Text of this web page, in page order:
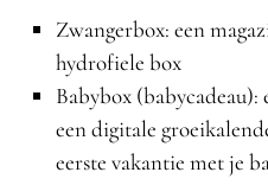
Zwangerbox: een
hydrofiele box
Babybox
een digitale
eerste vakantie met je